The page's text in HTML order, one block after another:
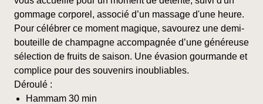
la
page
du
produit
gommage corporel, associé d’un massage d'une heure.
Pour célébrer ce moment magique, savourez une demi-
bouteille de champagne accompagnée d’une généreuse
sélection de fruits de saison. Une évasion gourmande et
complice pour des souvenirs inoubliables.
Déroulé :
Hammam 30 min